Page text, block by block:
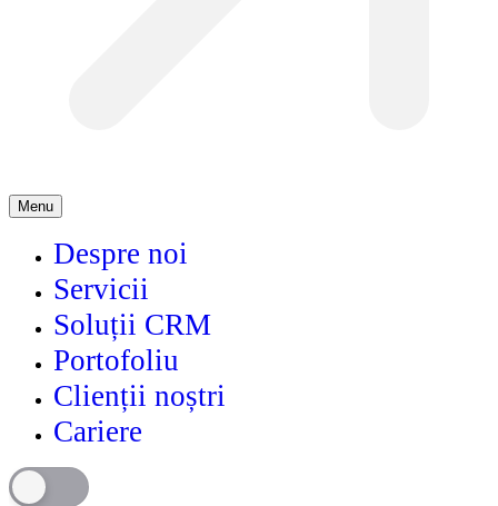
Menu
Despre noi
Servicii
Soluții CRM
Portofoliu
Clienții noștri
Cariere